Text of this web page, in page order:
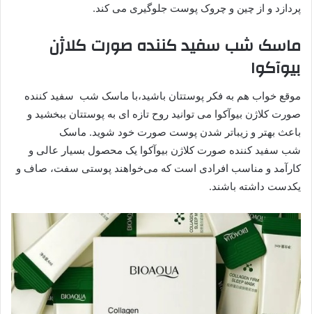
پردازد و از چین و چروک پوست جلوگیری می کند.
ماسک شب سفید کننده صورت کلاژن
بیوآکوا
موقع خواب هم به فکر پوستتان باشید،با ماسک شب سفید کننده
صورت کلاژن بیوآکوا می توانید روح تازه ای به پوستتان ببخشید و
باعث بهتر و زیباتر شدن پوست صورت خود شوید. ماسک
شب سفید کننده صورت کلاژن بیوآکوا یک محصول بسیار عالی و
کارآمد و مناسب افرادی است که می‌خواهند پوستی سفت، صاف و
یکدست داشته باشند.